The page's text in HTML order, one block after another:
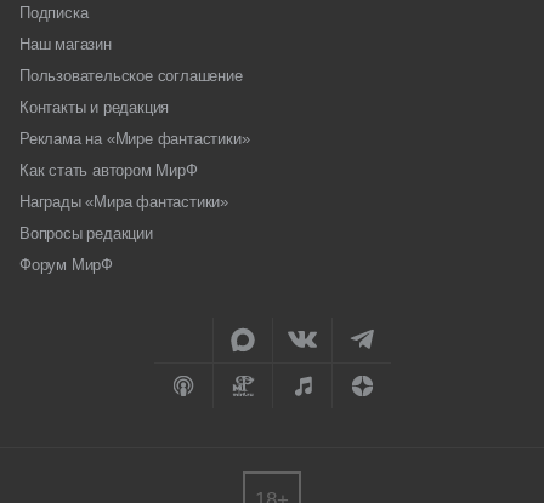
Подписка
Наш магазин
Пользовательское соглашение
Контакты и редакция
Реклама на «Мире фантастики»
Как стать автором МирФ
Награды «Мира фантастики»
Вопросы редакции
Форум МирФ